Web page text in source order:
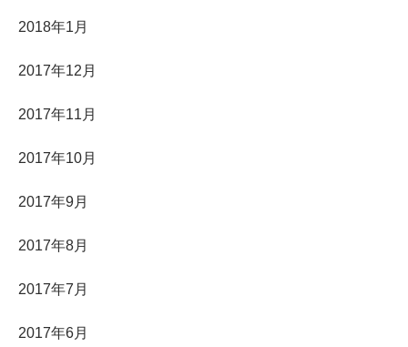
2018年1月
2017年12月
2017年11月
2017年10月
2017年9月
2017年8月
2017年7月
2017年6月